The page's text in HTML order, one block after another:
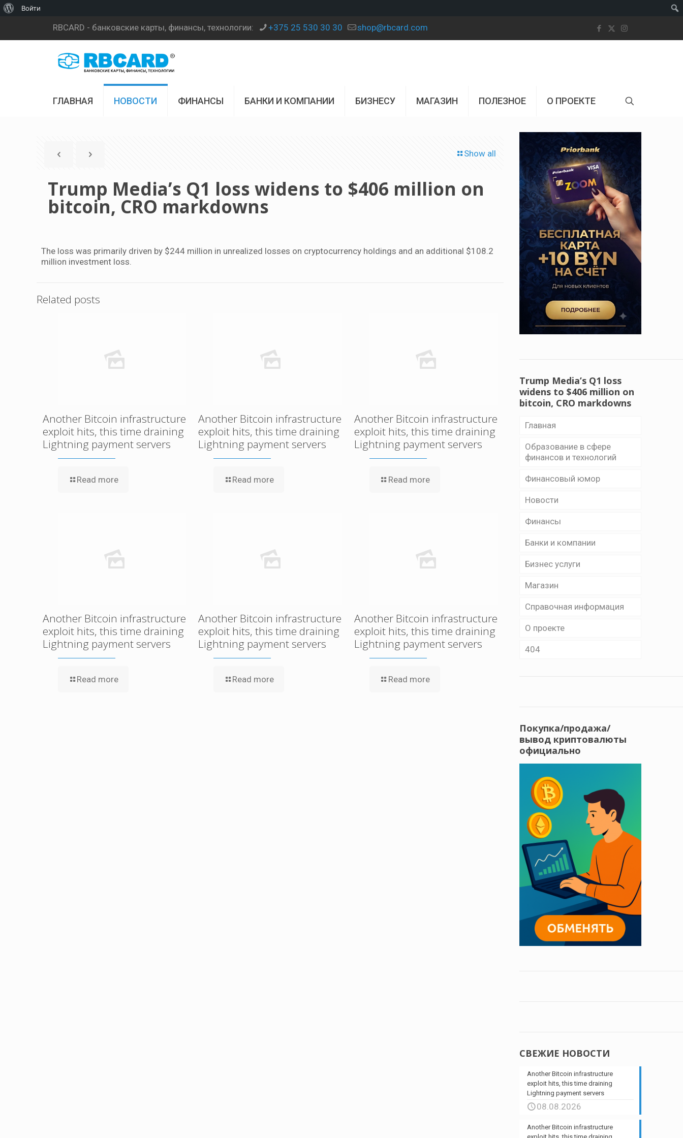
RBCARD - банковские карты, финансы, технологии: +375 25 530 30 30 shop@rbcard.com
ГЛАВНАЯ НОВОСТИ ФИНАНСЫ БАНКИ И КОМПАНИИ БИЗНЕСУ МАГАЗИН ПОЛЕЗНОЕ О ПРОЕКТЕ
Show all
Trump Media’s Q1 loss widens to $406 million on
bitcoin, CRO markdowns
The loss was primarily driven by $244 million in unrealized losses on cryptocurrency holdings and an additional $108.2
million investment loss.
Related posts
Another Bitcoin infrastructure
exploit hits, this time draining
Lightning payment servers
Read more
Another Bitcoin infrastructure
exploit hits, this time draining
Lightning payment servers
Read more
Another Bitcoin infrastructure
exploit hits, this time draining
Lightning payment servers
Read more
Another Bitcoin infrastructure
exploit hits, this time draining
Lightning payment servers
Read more
Another Bitcoin infrastructure
exploit hits, this time draining
Lightning payment servers
Read more
Another Bitcoin infrastructure
exploit hits, this time draining
Lightning payment servers
Read more
Trump Media’s Q1 loss
widens to $406 million on
bitcoin, CRO markdowns
Главная
Образование в сфере
финансов и технологий
Финансовый юмор
Новости
Финансы
Банки и компании
Бизнес уcлуги
Магазин
Справочная информация
О проекте
404
Покупка/продажа/
вывод криптовалюты
официально
СВЕЖИЕ НОВОСТИ
Another Bitcoin infrastructure
exploit hits, this time draining
Lightning payment servers
08.08.2026
Another Bitcoin infrastructure
Войти